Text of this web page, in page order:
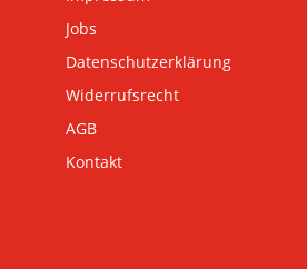
Jobs
Datenschutzerklärung
Widerrufsrecht
AGB
Kontakt